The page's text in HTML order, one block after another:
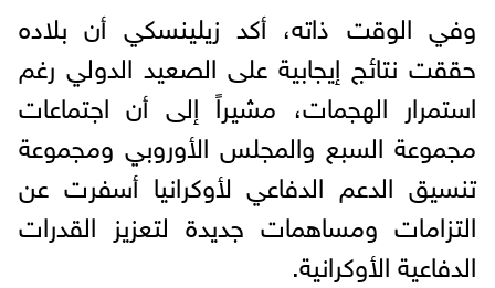
وفي الوقت ذاته، أكد زيلينسكي أن بلاده
حققت نتائج إيجابية على الصعيد الدولي رغم
استمرار الهجمات، مشيراً إلى أن اجتماعات
مجموعة السبع والمجلس الأوروبي ومجموعة
تنسيق الدعم الدفاعي لأوكرانيا أسفرت عن
التزامات ومساهمات جديدة لتعزيز القدرات
الدفاعية الأوكرانية.